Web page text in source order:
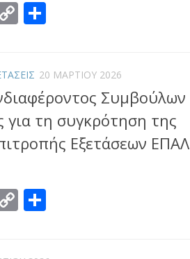
Copy
20 ΜΑΡΤΊΟΥ 2026
Συμβούλων
για τη συγκρότηση της
Εξετάσεων ΕΠΑΛ
Copy